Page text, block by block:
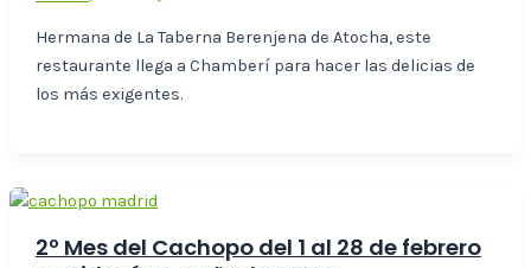
Hermana de La Taberna Berenjena de Atocha, este
restaurante llega a Chamberí para hacer las delicias de
los más exigentes.
2º Mes del Cachopo del 1 al 28 de febrero